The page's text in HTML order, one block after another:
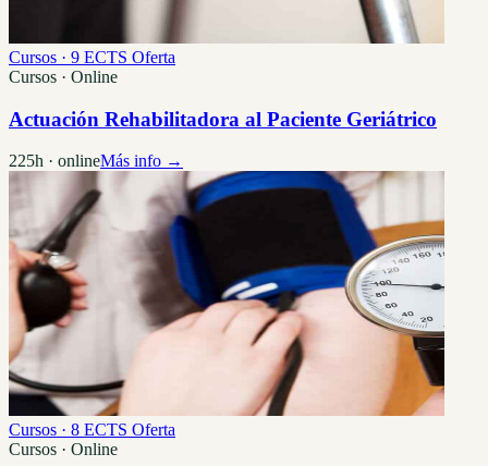
Cursos · 9 ECTS Oferta
Cursos · Online
Actuación Rehabilitadora al Paciente Geriátrico
225h · onlineMás info →
Cursos · 8 ECTS Oferta
Cursos · Online